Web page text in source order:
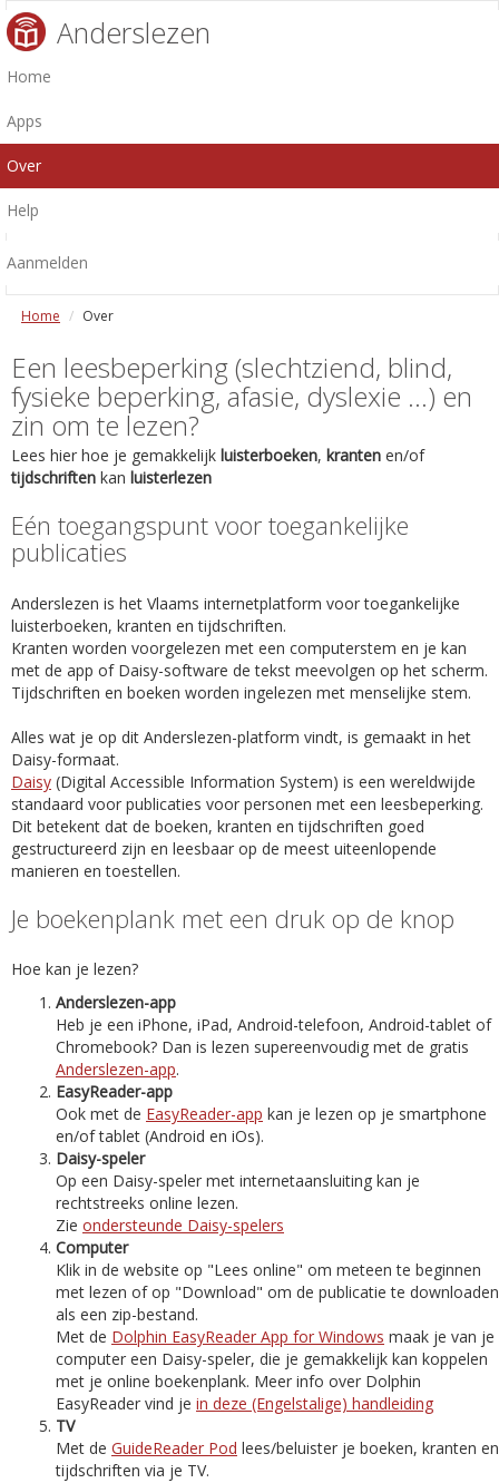
Anderslezen
Home
Apps
Over
Help
Aanmelden
Home Over
Een leesbeperking (slechtziend, blind,
fysieke beperking, afasie, dyslexie ...) en
zin om te lezen?
Lees hier hoe je gemakkelijk luisterboeken, kranten en/of
tijdschriften kan luisterlezen
Eén toegangspunt voor toegankelijke
publicaties
Anderslezen is het Vlaams internetplatform voor toegankelijke
luisterboeken, kranten en tijdschriften.
Kranten worden voorgelezen met een computerstem en je kan
met de app of Daisy-software de tekst meevolgen op het scherm.
Tijdschriften en boeken worden ingelezen met menselijke stem.
Alles wat je op dit Anderslezen-platform vindt, is gemaakt in het
Daisy-formaat.
Daisy (Digital Accessible Information System) is een wereldwijde
standaard voor publicaties voor personen met een leesbeperking.
Dit betekent dat de boeken, kranten en tijdschriften goed
gestructureerd zijn en leesbaar op de meest uiteenlopende
manieren en toestellen.
Je boekenplank met een druk op de knop
Hoe kan je lezen?
Anderslezen-app
Heb je een iPhone, iPad, Android-telefoon, Android-tablet of
Chromebook? Dan is lezen supereenvoudig met de gratis
Anderslezen-app.
EasyReader-app
Ook met de EasyReader-app kan je lezen op je smartphone
en/of tablet (Android en iOs).
Daisy-speler
Op een Daisy-speler met internetaansluiting kan je
rechtstreeks online lezen.
Zie ondersteunde Daisy-spelers
Computer
Klik in de website op "Lees online" om meteen te beginnen
met lezen of op "Download" om de publicatie te downloaden
als een zip-bestand.
Met de Dolphin EasyReader App for Windows maak je van je
computer een Daisy-speler, die je gemakkelijk kan koppelen
met je online boekenplank. Meer info over Dolphin
EasyReader vind je in deze (Engelstalige) handleiding
TV
Met de GuideReader Pod lees/beluister je boeken, kranten en
tijdschriften via je TV.